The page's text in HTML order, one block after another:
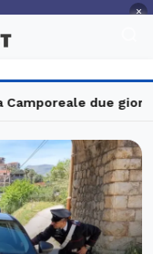
×
tra gusto e